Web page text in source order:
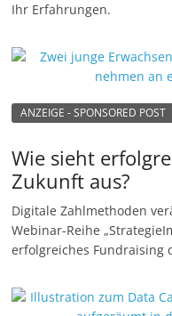
r
i
S
t
i
f
u
Ihr Erfahrungen.
ANZEIGE - SPONSORED POST
Wie sieht
Zukunft aus?
Digitale Zahlmethoden
Webinar-Reihe
erfolgreiches Fundraising